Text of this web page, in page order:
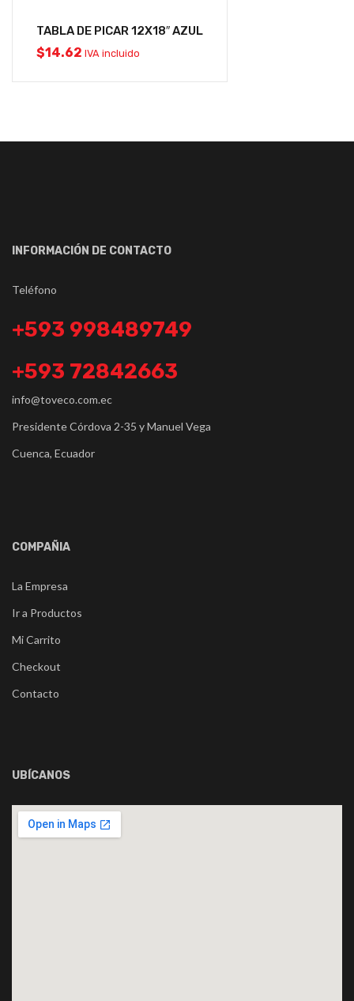
TABLA DE PICAR 12X18″ AZUL
$14.62 IVA incluido
INFORMACIÓN DE CONTACTO
Teléfono
+593 998489749
+593 72842663
info@toveco.com.ec
Presidente Córdova 2-35 y Manuel Vega
Cuenca, Ecuador
COMPAÑIA
La Empresa
Ir a Productos
Mi Carrito
Checkout
Contacto
UBÍCANOS